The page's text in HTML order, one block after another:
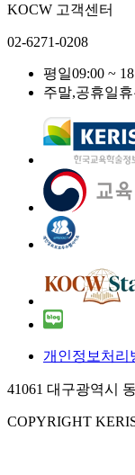
KOCW 고객센터
02-6271-0208
평일09:00 ~
주말,공휴일
개인정보처리
41061 대구광역시
COPYRIGHT